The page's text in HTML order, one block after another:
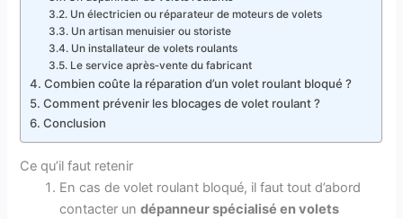
Un électricien ou réparateur de moteurs de volets
Un artisan menuisier ou storiste
Un installateur de volets roulants
Le service après‑vente du fabricant
Combien coûte la réparation d’un volet roulant bloqué ?
Comment prévenir les blocages de volet roulant ?
Conclusion
Ce qu’il faut retenir
En cas de volet roulant bloqué, il faut tout d’abord
contacter undépanneur spécialisé en volets